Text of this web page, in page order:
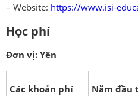
– Website: https://www.isi-
Học phí
Đơn vị: Yên
Các khoản phí Năm đầu